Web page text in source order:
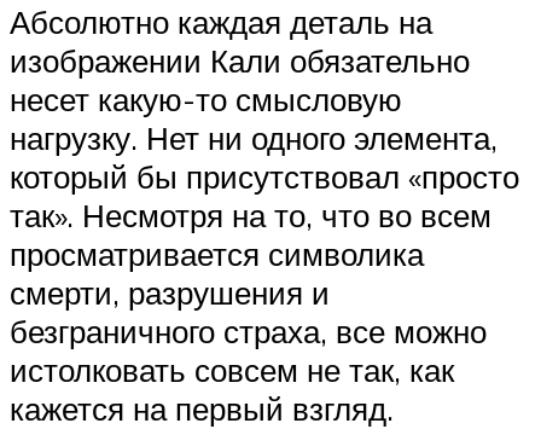
Абсолютно каждая деталь на
изображении Кали обязательно
несет какую-то смысловую
нагрузку. Нет ни одного элемента,
который бы присутствовал «просто
так». Несмотря на то, что во всем
просматривается символика
смерти, разрушения и
безграничного страха, все можно
истолковать совсем не так, как
кажется на первый взгляд.